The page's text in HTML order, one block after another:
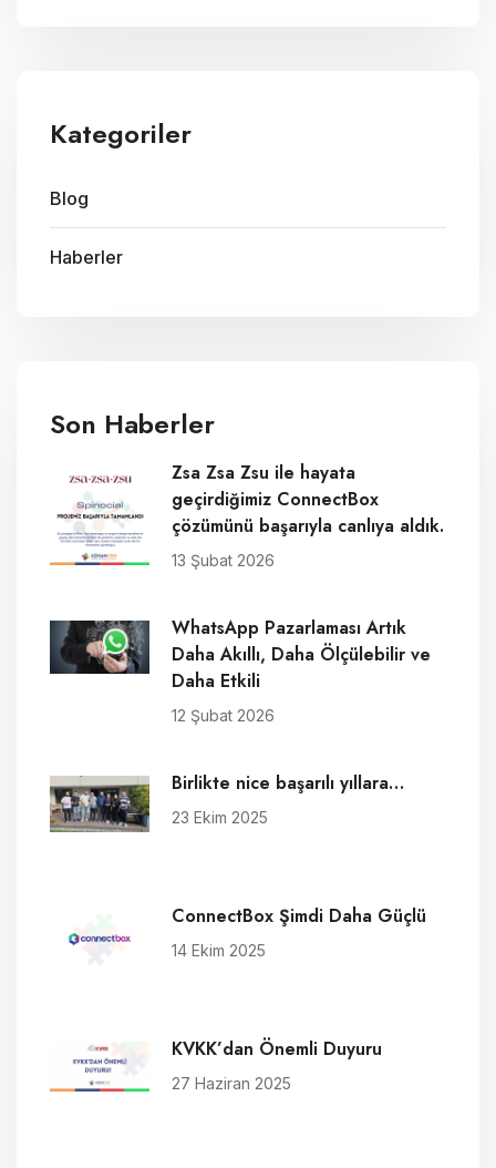
Kategoriler
Blog
Haberler
Son Haberler
Zsa Zsa Zsu ile hayata
geçirdiğimiz ConnectBox
çözümünü başarıyla canlıya aldık.
13 Şubat 2026
WhatsApp Pazarlaması Artık
Daha Akıllı, Daha Ölçülebilir ve
Daha Etkili
12 Şubat 2026
Birlikte nice başarılı yıllara…
23 Ekim 2025
ConnectBox Şimdi Daha Güçlü
14 Ekim 2025
KVKK’dan Önemli Duyuru
27 Haziran 2025